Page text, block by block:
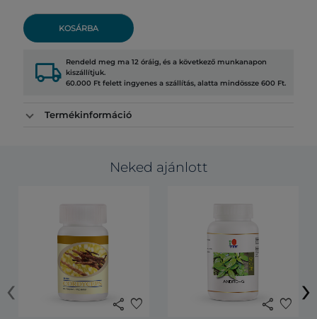
KOSÁRBA
local_shipping Rendeld meg ma 12 óráig, és a következő munkanapon
kiszállítjuk.
60.000 Ft felett ingyenes a szállítás, alatta mindössze 600 Ft.
Termékinformáció
Neked ajánlott
share favorite share favorite
‹ ›